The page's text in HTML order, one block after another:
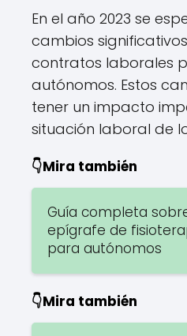
En el año 2023 se
cambios
contratos laborales
autónomos. Estos
tener un impacto
situación laboral de
👇Mira también
Guía completa
epígrafe de
para autónomos
👇Mira también